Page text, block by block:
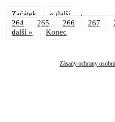
Začátek « další …
264 265 266 267
další »
Konec
Zásady ochrany